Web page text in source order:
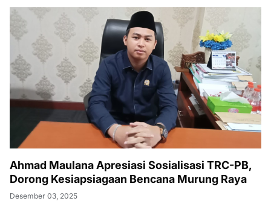
Ahmad Maulana Apresiasi Sosialisasi TRC-PB,
Dorong Kesiapsiagaan Bencana Murung Raya
Desember 03, 2025